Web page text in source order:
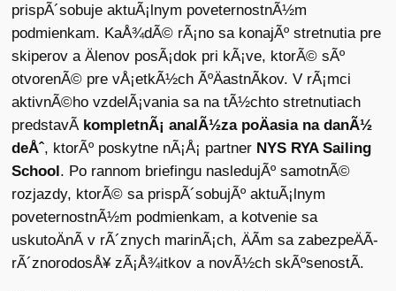
prispÃ´sobuje aktuÃ¡lnym poveternostnÃ½m
podmienkam. KaÅ¾dÃ© rÃ¡no sa konajÃº stretnutia pre
skiperov a Älenov posÃ¡dok pri kÃ¡ve, ktorÃ© sÃº
otvorenÃ© pre vÅ¡etkÃ½ch ÃºÄastnÃ­kov. V rÃ¡mci
aktivnÃ©ho vzdelÃ¡vania sa na tÃ½chto stretnutiach
predstavÃ­ kompletnÃ¡ analÃ½za poÄasia na danÃ½
deÅˆ, ktorÃº poskytne nÃ¡Å¡ partner NYS RYA Sailing
School. Po rannom briefingu nasledujÃº samotnÃ©
rozjazdy, ktorÃ© sa prispÃ´sobujÃº aktuÃ¡lnym
poveternostnÃ½m podmienkam, a kotvenie sa
uskutoÄnÃ­ v rÃ´znych marinÃ¡ch, ÄÃ­m sa zabezpeÄÃ­
rÃ´znorodosÅ¥ zÃ¡Å¾itkov a novÃ½ch skÃºsenostÃ­.